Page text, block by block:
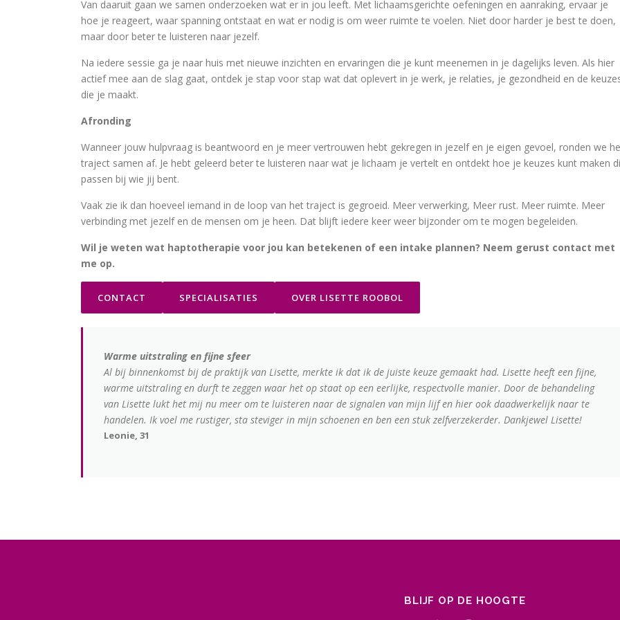
Van daaruit gaan we samen onderzoeken wat er in jou leeft. Met lichaamsgerichte oefeningen en aanraking, ervaar je
hoe je reageert, waar spanning ontstaat en wat er nodig is om weer ruimte te voelen. Niet door harder je best te doen,
maar door beter te luisteren naar jezelf.
Na iedere sessie ga je naar huis met nieuwe inzichten en ervaringen die je kunt meenemen in je dagelijks leven. Als hier
actief mee aan de slag gaat, ontdek je stap voor stap wat dat oplevert in je werk, je relaties, je gezondheid en de
die je maakt.
Afronding
Wanneer jouw hulpvraag is beantwoord en je meer vertrouwen hebt gekregen in jezelf en je eigen gevoel, ronden we
traject samen af. Je hebt geleerd beter te luisteren naar wat je lichaam je vertelt en ontdekt hoe je keuzes kunt maken
passen bij wie jij bent.
Vaak zie ik dan hoeveel iemand in de loop van het traject is gegroeid. Meer verwerking, Meer rust. Meer ruimte. Meer
verbinding met jezelf en de mensen om je heen. Dat blijft iedere keer weer bijzonder om te mogen begeleiden.
Wil je weten wat haptotherapie voor jou kan betekenen of een intake plannen? Neem gerust contact met
me op.
CONTACT SPECIALISATIES OVER LISETTE ROOBOL
Warme uitstraling en fijne sfeer
Al bij binnenkomst bij de praktijk van Lisette, merkte ik dat ik de juiste keuze gemaakt had. Lisette heeft een fijne,
warme uitstraling en durft te zeggen waar het op staat op een eerlijke, respectvolle manier. Door de behandeling
van Lisette lukt het mij nu meer om te luisteren naar de signalen van mijn lijf en hier ook daadwerkelijk naar te
handelen. Ik voel me rustiger, sta steviger in mijn schoenen en ben een stuk zelfverzekerder. Dankjewel Lisette!
Leonie, 31
BLIJF OP DE HOOGTE